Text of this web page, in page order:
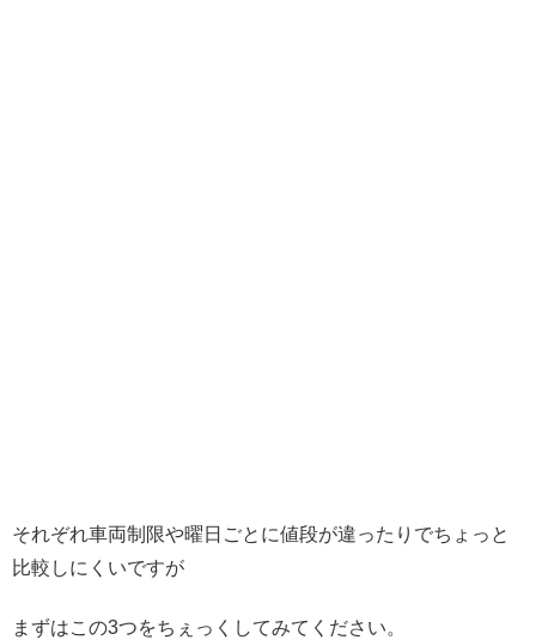
それぞれ車両制限や曜日ごとに値段が違ったりでちょっと
比較しにくいですが
まずはこの3つをちぇっくしてみてください。